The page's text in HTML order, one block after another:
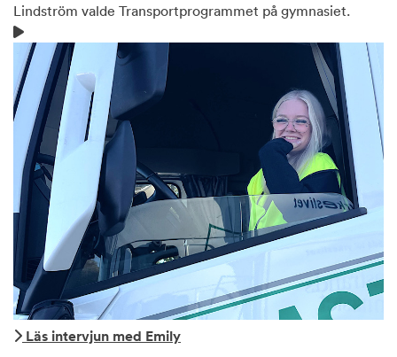
Lindström valde Transportprogrammet på gymnasiet.
Läs intervjun med Emily